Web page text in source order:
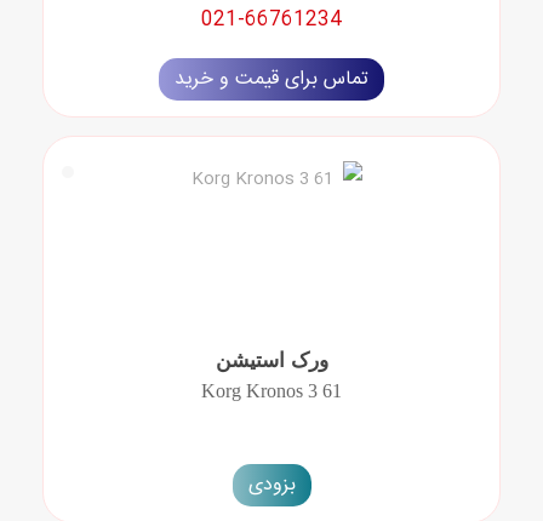
021-66761234
تماس برای قیمت و خرید
ورک استیشن
Korg Kronos 3 61
بزودی